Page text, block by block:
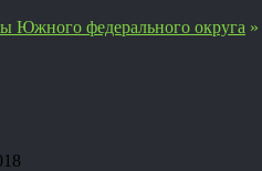
Южного федерального округа »